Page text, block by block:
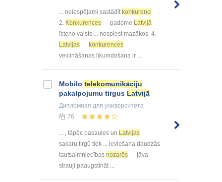
... neiespējami sastādīt konkurenci
.
2. Konkurences padome Latvijā
īsteno valsts ... nospiest mazākos. 4.
Latvijas
konkurences
veicināšanas likumdošana ir ...
Mobilo telekomunikāciju
pakalpojumu tirgus Latvijā
Дипломная для университета
76
... , tāpēc pasaules un Latvijas
sakaru tirgū tiek ... ieviešana daudzās
tautsaimniecības nozarēs
ļāva
strauji paaugstināt ...